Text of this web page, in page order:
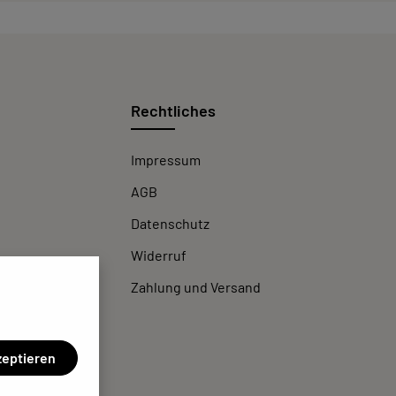
Rechtliches
Impressum
AGB
Datenschutz
Widerruf
Zahlung und Versand